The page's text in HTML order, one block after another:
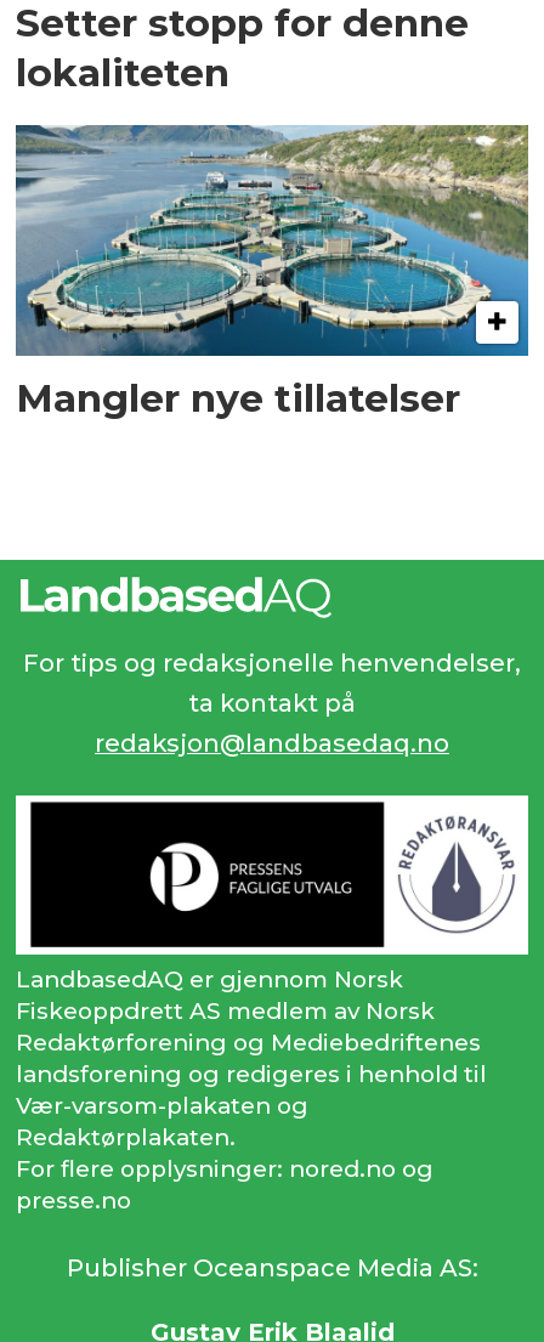
Setter stopp for denne
lokaliteten
Mangler nye tillatelser
For tips og redaksjonelle henvendelser,
ta kontakt på
redaksjon@landbasedaq.no
LandbasedAQ er gjennom Norsk
Fiskeoppdrett AS medlem av Norsk
Redaktørforening og Mediebedriftenes
landsforening og redigeres i henhold til
Vær-varsom-plakaten og
Redaktørplakaten.
For flere opplysninger: nored.no og
presse.no
Publisher Oceanspace Media AS:
Gustav Erik Blaalid